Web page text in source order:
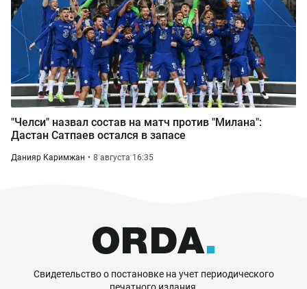
"Челси" назвал состав на матч против "Милана":
Дастан Сатпаев остался в запасе
Данияр Каримжан 8 августа 16:35
Свидетельство о постановке на учет периодического